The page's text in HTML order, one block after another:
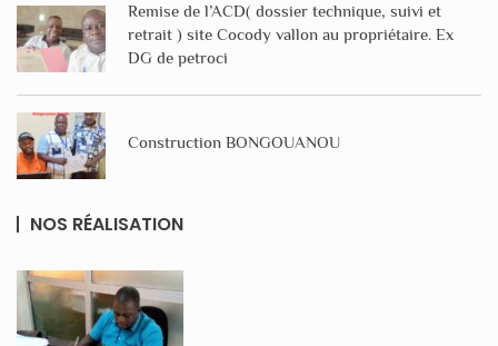
Remise de l’ACD( dossier technique, suivi et
retrait ) site Cocody vallon au propriétaire. Ex
DG de petroci
Construction BONGOUANOU
NOS RÉALISATION